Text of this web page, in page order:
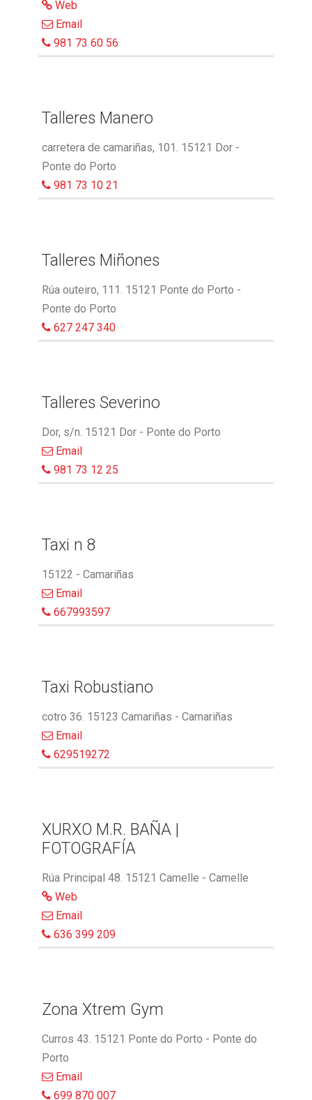
Web
Email
981 73 60 56
Talleres Manero
carretera de camariñas, 101. 15121 Dor -
Ponte do Porto
981 73 10 21
Talleres Miñones
Rúa outeiro, 111. 15121 Ponte do Porto -
Ponte do Porto
627 247 340
Talleres Severino
Dor, s/n. 15121 Dor - Ponte do Porto
Email
981 73 12 25
Taxi n 8
15122 - Camariñas
Email
667993597
Taxi Robustiano
cotro 36. 15123 Camariñas - Camariñas
Email
629519272
XURXO M.R. BAÑA |
FOTOGRAFÍA
Rúa Principal 48. 15121 Camelle - Camelle
Web
Email
636 399 209
Zona Xtrem Gym
Curros 43. 15121 Ponte do Porto - Ponte do
Porto
Email
699 870 007